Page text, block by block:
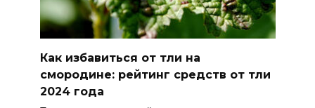
Как избавиться от тли на
смородине: рейтинг средств от тли
2024 года